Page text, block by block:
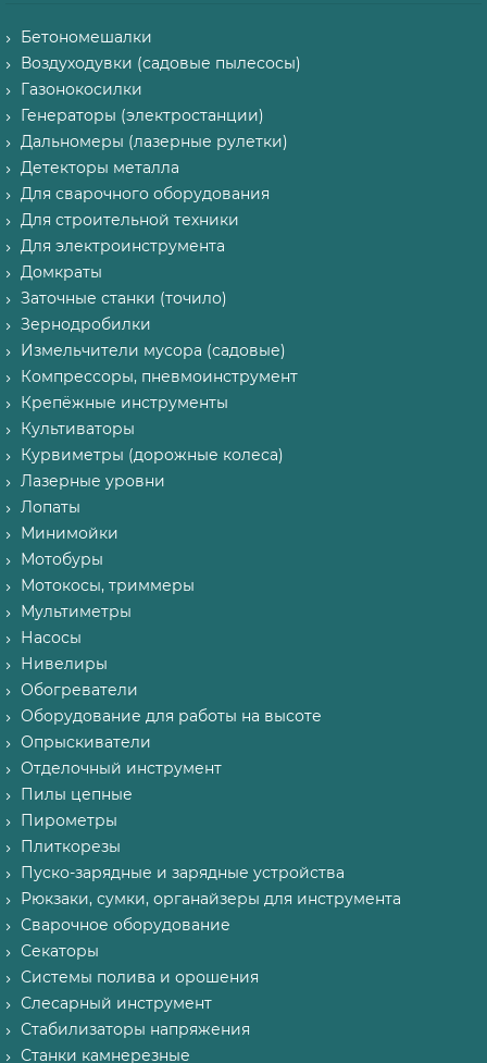
Бетономешалки
Воздуходувки (садовые пылесосы)
Газонокосилки
Генераторы (электростанции)
Дальномеры (лазерные рулетки)
Детекторы металла
Для сварочного оборудования
Для строительной техники
Для электроинструмента
Домкраты
Заточные станки (точило)
Зернодробилки
Измельчители мусора (садовые)
Компрессоры, пневмоинструмент
Крепёжные инструменты
Культиваторы
Курвиметры (дорожные колеса)
Лазерные уровни
Лопаты
Минимойки
Мотобуры
Мотокосы, триммеры
Мультиметры
Насосы
Нивелиры
Обогреватели
Оборудование для работы на высоте
Опрыскиватели
Отделочный инструмент
Пилы цепные
Пирометры
Плиткорезы
Пуско-зарядные и зарядные устройства
Рюкзаки, сумки, органайзеры для инструмента
Сварочное оборудование
Секаторы
Системы полива и орошения
Слесарный инструмент
Стабилизаторы напряжения
Станки камнерезные